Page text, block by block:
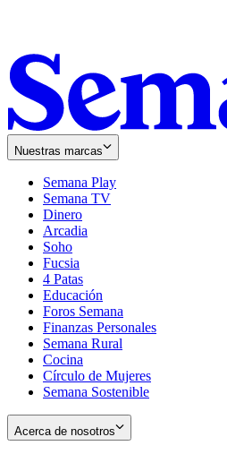
Nuestras marcas
Semana Play
Semana TV
Dinero
Arcadia
Soho
in
new
window
Fucsia
in
new
window
4 Patas
Educación
Foros Semana
Finanzas Personales
Semana Rural
Cocina
Círculo de Mujeres
Semana Sostenible
Acerca de nosotros